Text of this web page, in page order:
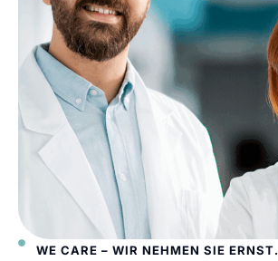
WE CARE – WIR NEHMEN SIE ERNST.